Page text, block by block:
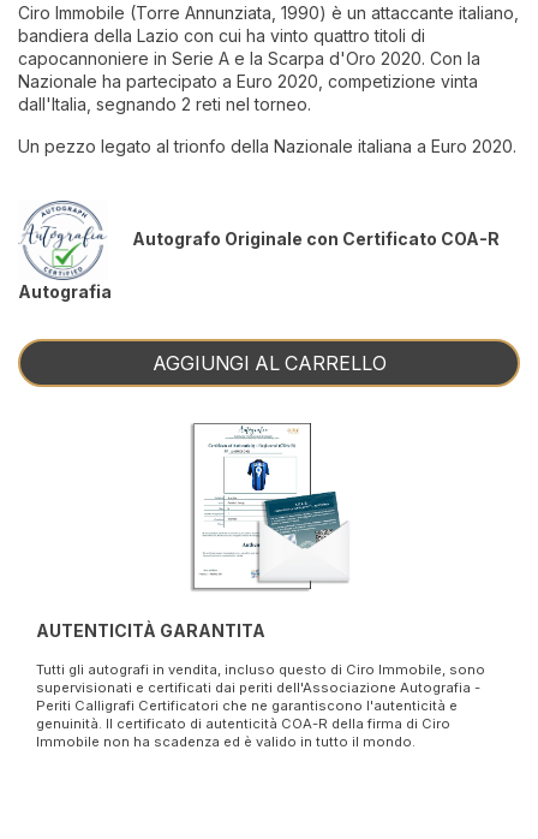
Ciro Immobile (Torre Annunziata, 1990) è un attaccante italiano,
bandiera della Lazio con cui ha vinto quattro titoli di
capocannoniere in Serie A e la Scarpa d'Oro 2020. Con la
Nazionale ha partecipato a Euro 2020, competizione vinta
dall'Italia, segnando 2 reti nel torneo.
Un pezzo legato al trionfo della Nazionale italiana a Euro 2020.
Autografo Originale con Certificato COA-R
Autografia
AGGIUNGI AL CARRELLO
AUTENTICITÀ GARANTITA
Tutti gli autografi in vendita, incluso questo di Ciro Immobile, sono
supervisionati e certificati dai periti dell'Associazione Autografia -
Periti Calligrafi Certificatori che ne garantiscono l'autenticità e
genuinità. Il certificato di autenticità COA-R della firma di Ciro
Immobile non ha scadenza ed è valido in tutto il mondo.